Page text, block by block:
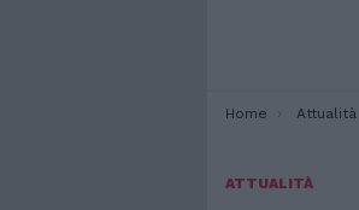
You are here:
Home Attualità
ATTUALITÀ